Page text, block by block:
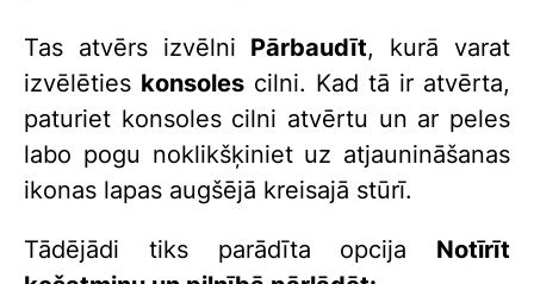
Tas atvērs izvēlni Pārbaudīt, kurā varat
izvēlēties konsoles cilni. Kad tā ir atvērta,
paturiet konsoles cilni atvērtu un ar peles
labo pogu noklikšķiniet uz atjaunināšanas
ikonas lapas augšējā kreisajā stūrī.
Tādējādi tiks parādīta opcija Notīrīt